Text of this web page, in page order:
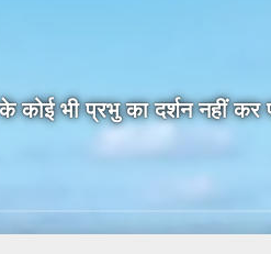
कोई भी प्रभु का दर्शन नहीं कर